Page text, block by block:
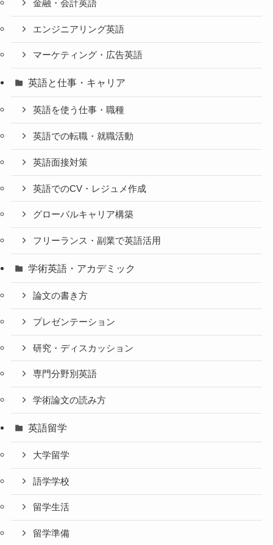
金融・会計英語
エンジニアリング英語
マーケティング・広告英語
英語と仕事・キャリア
英語を使う仕事・職種
英語での転職・就職活動
英語面接対策
英語でのCV・レジュメ作成
グローバルキャリア構築
フリーランス・副業で英語活用
学術英語・アカデミック
論文の書き方
プレゼンテーション
研究・ディスカッション
専門分野別英語
学術論文の読み方
英語留学
大学留学
語学学校
留学生活
留学準備